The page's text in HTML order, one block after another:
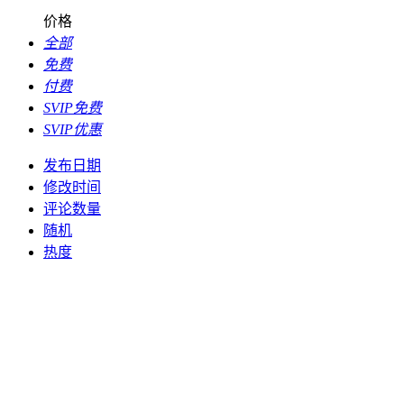
价格
全部
免费
付费
SVIP免费
SVIP优惠
发布日期
修改时间
评论数量
随机
热度